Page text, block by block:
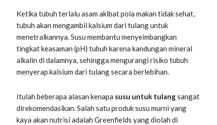
Ketika tubuh terlalu asam akibat pola makan tidak sehat,
tubuh akan mengambil kalsium dari tulang untuk
menetralkannya. Susu membantu menyeimbangkan
tingkat keasaman (pH) tubuh karena kandungan mineral
alkalin di dalamnya, sehingga mengurangi risiko tubuh
menyerap kalsium dari tulang secara berlebihan.
Itulah beberapa alasan kenapa susu untuk tulangsangat
direkomendasikan. Salah satu produk susu murni yang
kaya akan nutrisi adalah Greenfields yang diolah di